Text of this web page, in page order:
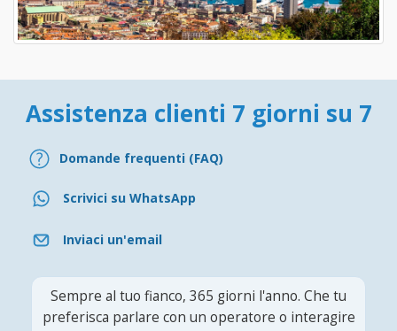
Assistenza clienti 7 giorni su 7
Domande frequenti (FAQ)
Scrivici su WhatsApp
Inviaci un'email
Sempre al tuo fianco, 365 giorni l'anno. Che tu
preferisca parlare con un operatore o interagire